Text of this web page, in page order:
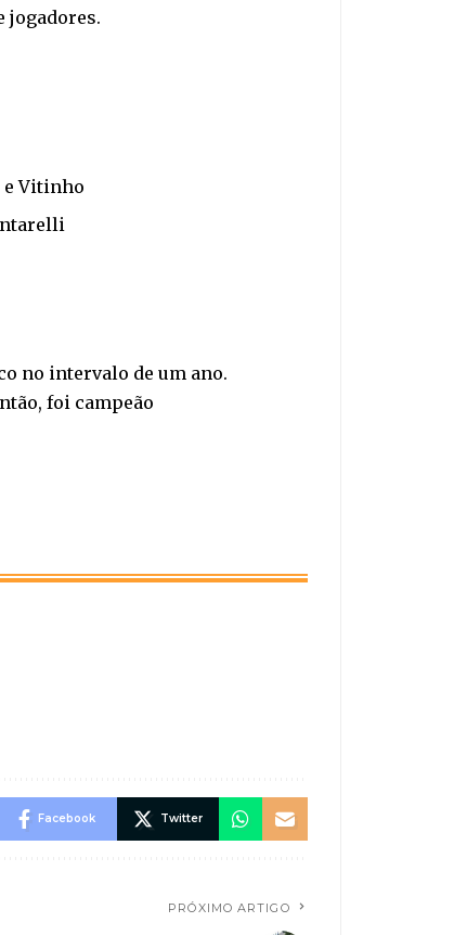
jogadores.
e Vitinho
no intervalo de um ano.
foi campeão
Facebook Twitter
PRÓXIMO ARTIGO